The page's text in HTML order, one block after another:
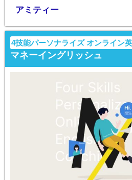
アミティー
4技能パーソナライズ オンライン
マネーイングリッシュ